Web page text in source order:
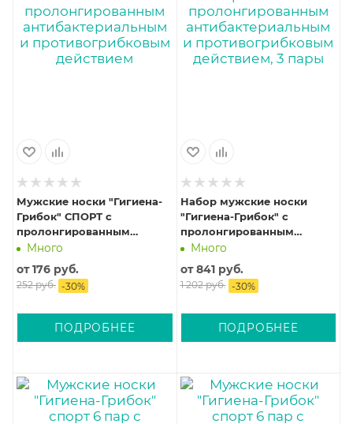
Мужские носки "Гигиена-
Грибок" СПОРТ с
пролонгированным
антибактериальным и
противогрибковым
действием
Много
от176 руб.
252 руб. -30%
ПОДРОБНЕЕ
Набор мужские носки
"Гигиена-Грибок" с
пролонгированным
антибактериальным и
противогрибковым
действием, 3 пары
Много
от841 руб.
1 202 руб. -30%
ПОДРОБНЕЕ